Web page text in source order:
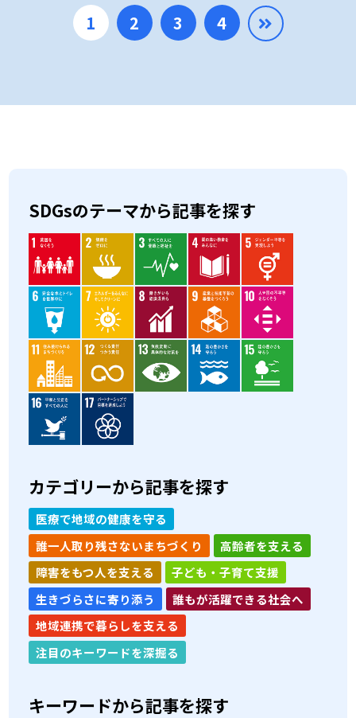
1 2 3 4
SDGsのテーマから記事を探す
カテゴリーから記事を探す
医療で地域の健康を守る
誰一人取り残さないまちづくり
高齢者を支える
障害をもつ人を支える
子ども・子育て支援
生きづらさに寄り添う
誰もが活躍できる社会へ
地域連携で暮らしを支える
注目のキーワードを深掘る
キーワードから記事を探す